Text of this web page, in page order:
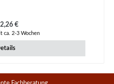
Preis:
€
ca. 2-3 Wochen